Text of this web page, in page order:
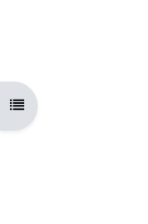
Відкритий покажчик